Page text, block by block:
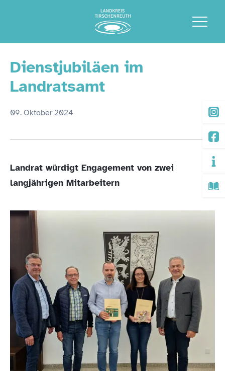
Dienstjubiläen im
Landratsamt
09. Oktober 2024
Landrat würdigt Engagement von zwei
langjährigen Mitarbeitern